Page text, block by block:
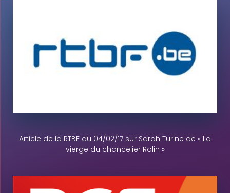
Article de la RTBF du 04/02/17 sur Sarah Turine de « La
vierge du chancelier Rolin »